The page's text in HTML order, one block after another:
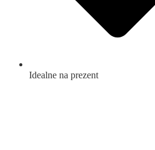
Idealne na prezent